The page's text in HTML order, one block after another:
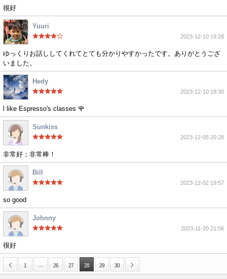
很好
Yuuri
2023-12-10 19:28
ゆっくりお話ししてくれてとても分かりやすかったです。ありがとうござ
いました。
Hedy
2023-12-10 18:30
l like Espresso's classes 🌹
Sunkiss
2023-12-05 20:28
非常好；非常棒！
Bill
2023-12-02 19:57
so good
Johnny
2023-11-20 21:56
很好
1 26 27 28 29 30